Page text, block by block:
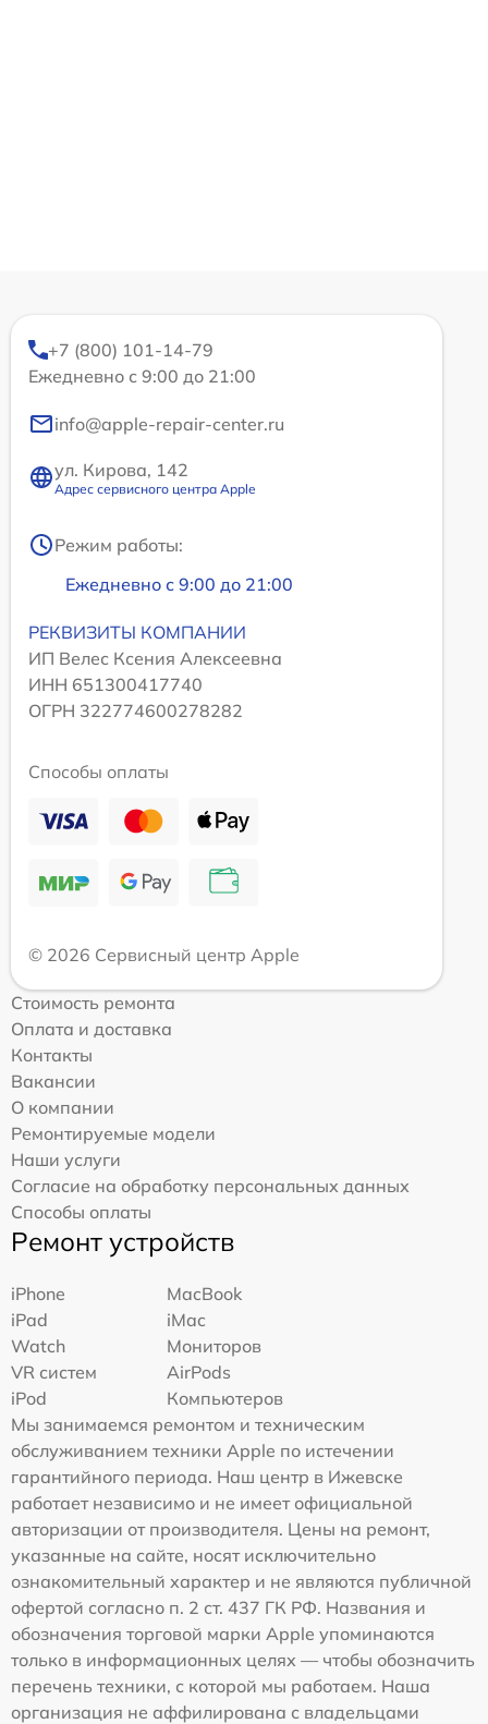
+7 (800) 101-14-79
Ежедневно с 9:00 до 21:00
info@apple-repair-center.ru
ул. Кирова, 142
Адрес сервисного центра Apple
Режим работы:
Ежедневно с 9:00 до 21:00
РЕКВИЗИТЫ КОМПАНИИ
ИП Велес Ксения Алексеевна
ИНН 651300417740
ОГРН 322774600278282
Способы оплаты
© 2026 Сервисный центр Apple
Стоимость ремонта
Оплата и доставка
Контакты
Вакансии
О компании
Ремонтируемые модели
Наши услуги
Согласие на обработку персональных данных
Способы оплаты
Ремонт устройств
iPhone
MacBook
iPad
iMac
Watch
Мониторов
VR систем
AirPods
iPod
Компьютеров
Мы занимаемся ремонтом и техническим
обслуживанием техники Apple по истечении
гарантийного периода. Наш центр в Ижевске
работает независимо и не имеет официальной
авторизации от производителя. Цены на ремонт,
указанные на сайте, носят исключительно
ознакомительный характер и не являются публичной
офертой согласно п. 2 ст. 437 ГК РФ. Названия и
обозначения торговой марки Apple упоминаются
только в информационных целях — чтобы обозначить
перечень техники, с которой мы работаем. Наша
организация не аффилирована с владельцами